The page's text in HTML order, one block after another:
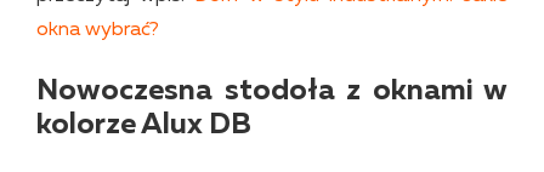
okna wybrać?
Nowoczesna stodoła z oknami w
kolorze Alux DB